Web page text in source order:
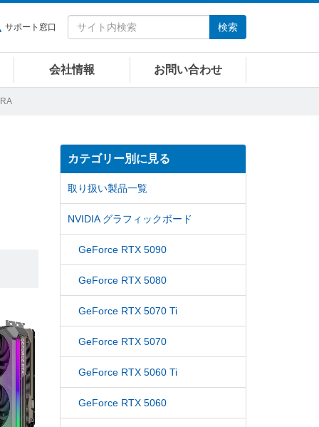
サポート窓口 検索
会社情報 お問い合わせ
カテゴリー別に見る
取り扱い製品一覧
NVIDIA グラフィックボード
GeForce RTX 5090
GeForce RTX 5080
GeForce RTX 5070 Ti
GeForce RTX 5070
GeForce RTX 5060 Ti
GeForce RTX 5060